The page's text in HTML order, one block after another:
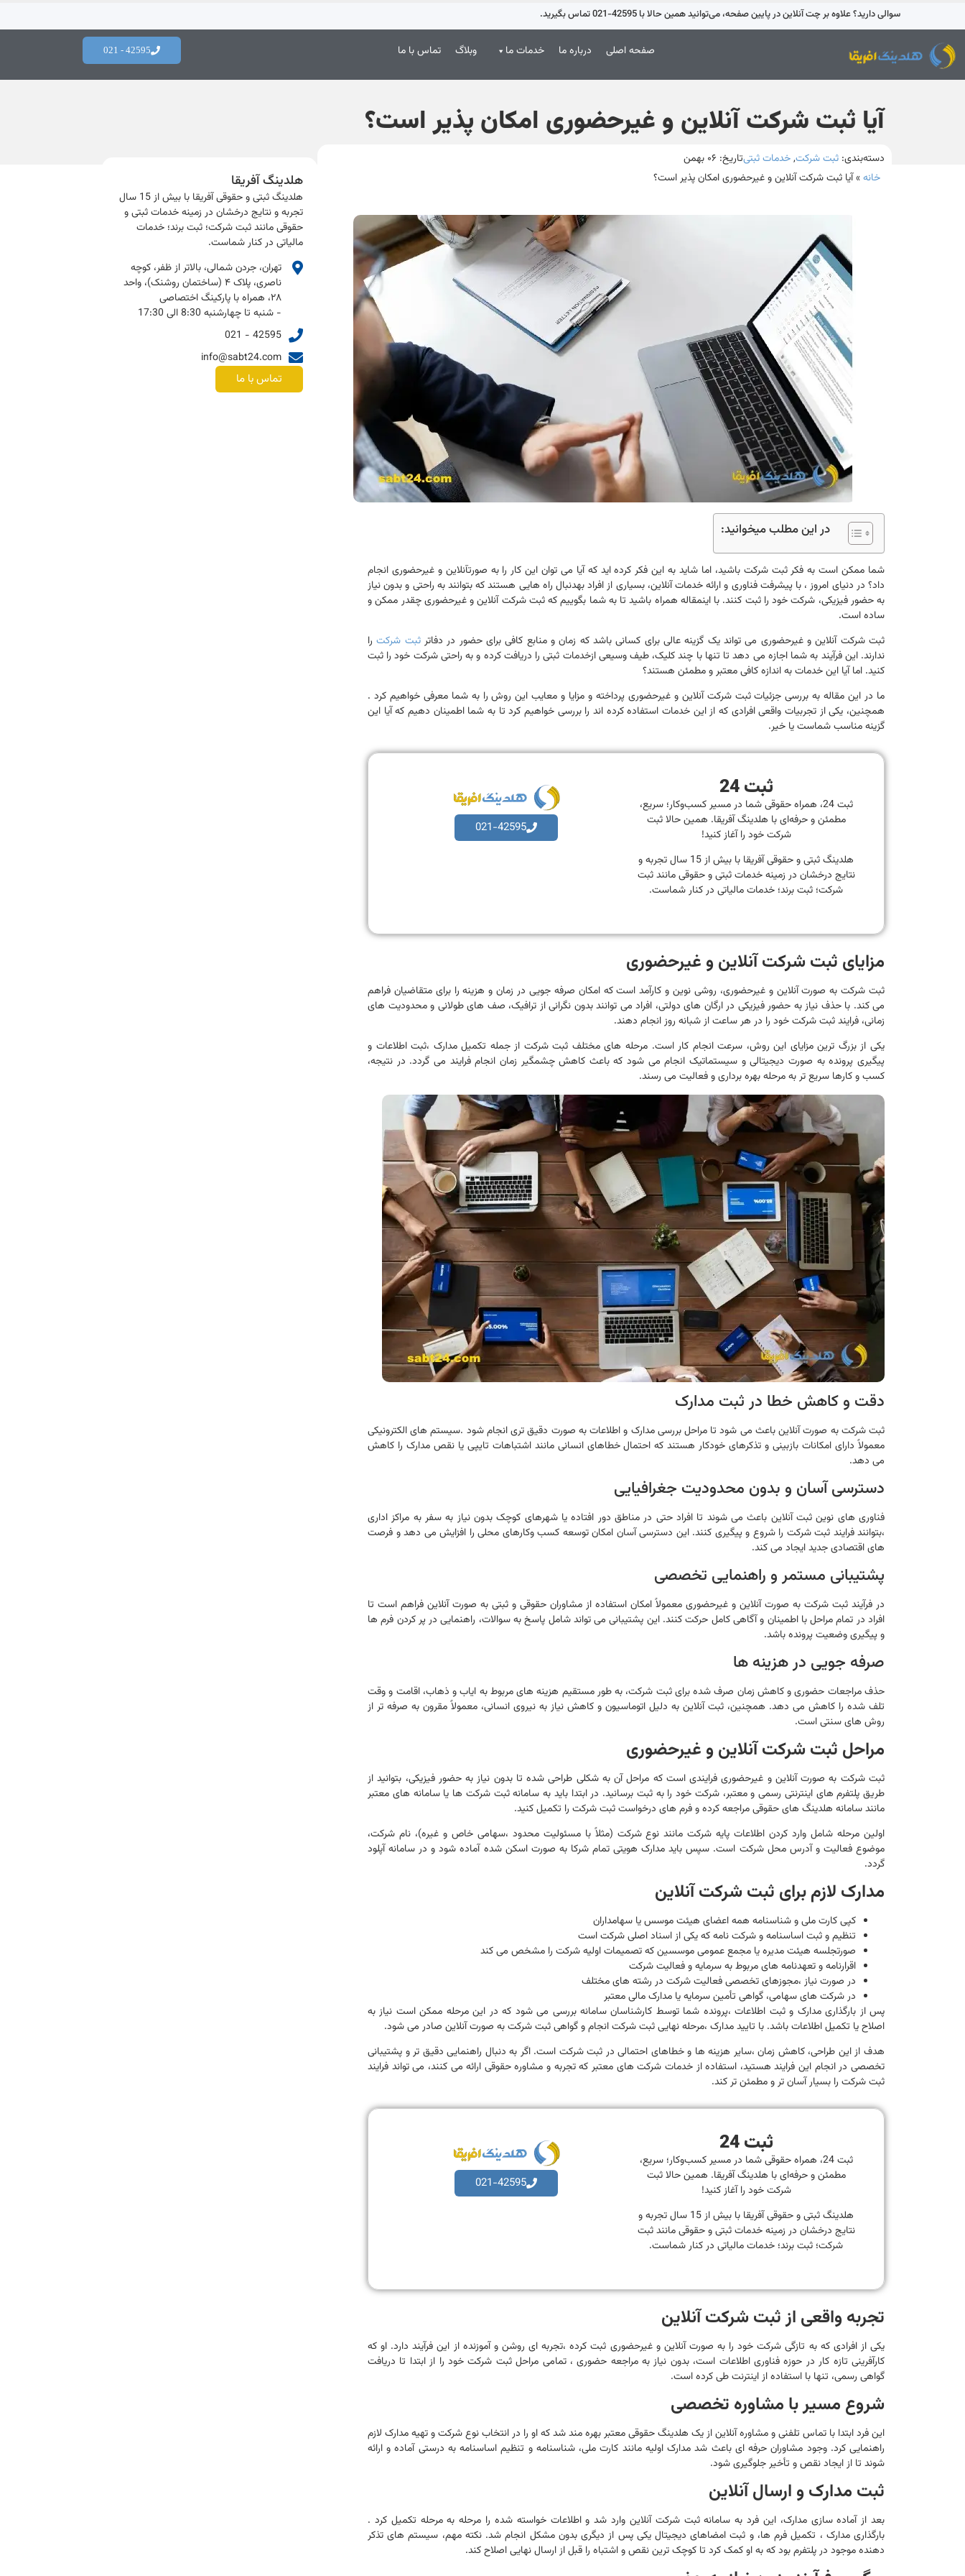
سوالی دارید؟ علاوه بر چت آنلاین در پایین صفحه، می‌توانید همین حالا با 42595-021 تماس بگیرید.
صفحه اصلی درباره ما خدمات ما وبلاگ تماس با ما 42595 - 021
آیا ثبت شرکت آنلاین و غیرحضوری امکان پذیر است؟
دسته‌بندی: ثبت شرکت,خدمات ثبتیتاریخ:
خانه»آیا ثبت شرکت آنلاین و غیرحضوری امکان پذیر است؟
در این مطلب میخوانید:
شما ممکن است به فکر ثبت شرکت باشید، اما شاید به این فکر کرده اید که آیا می توان این کار را به صورتآنلاین و غیرحضوری انجام
داد؟ در دنیای امروز ، با پیشرفت فناوری و ارائه خدمات آنلاین، بسیاری از افراد بهدنبال راه هایی هستند که بتوانند به راحتی و بدون نیاز
به حضور فیزیکی، شرکت خود را ثبت کنند. با اینمقاله همراه باشید تا به شما بگوییم که ثبت شرکت آنلاین و غیرحضوری چقدر ممکن و
ساده است.
ثبت شرکت آنلاین و غیرحضوری می تواند یک گزینه عالی برای کسانی باشد که زمان و منابع کافی برای حضور در دفاترثبت شرکترا
ندارند. این فرآیند به شما اجازه می دهد تا تنها با چند کلیک، طیف وسیعی ازخدمات ثبتی را دریافت کرده و به راحتی شرکت خود را ثبت
کنید. اما آیا این خدمات به اندازه کافی معتبر و مطمئن هستند؟
ما در این مقاله به بررسی جزئیات ثبت شرکت آنلاین و غیرحضوری پرداخته و مزایا و معایب این روش را به شما معرفی خواهیم کرد .
همچنین، یکی از تجربیات واقعی افرادی که از این خدمات استفاده کرده اند را بررسی خواهیم کرد تا به شما اطمینان دهیم که آیا این
گزینه مناسب شماست یا خیر.
ثبت 24
ثبت 24، همراه حقوقی شما در مسیر کسب‌وکار؛ سریع،
مطمئن و حرفه‌ای با هلدینگ آفریقا. همین حالا ثبت
شرکت خود را آغاز کنید!
هلدینگ ثبتی و حقوقی آفریقا با بیش از 15 سال تجربه و
نتایج درخشان در زمینه خدمات ثبتی و حقوقی مانند ثبت
شرکت؛ ثبت برند؛ خدمات مالیاتی در کنار شماست.
021-42595
مزایای ثبت شرکت آنلاین و غیرحضوری
ثبت شرکت به صورت آنلاین و غیرحضوری، روشی نوین و کارآمد است که امکان صرفه جویی در زمان و هزینه را برای متقاضیان فراهم
می کند. با حذف نیاز به حضور فیزیکی در ارگان های دولتی، افراد می توانند بدون نگرانی از ترافیک، صف های طولانی و محدودیت های
زمانی، فرایند ثبت شرکت خود را در هر ساعت از شبانه روز انجام دهند.
یکی از بزرگ ترین مزایای این روش، سرعت انجام کار است. مرحله های مختلف ثبت شرکت از جمله تکمیل مدارک ،ثبت اطلاعات و
پیگیری پرونده به صورت دیجیتالی و سیستماتیک انجام می شود که باعث کاهش چشمگیر زمان انجام فرایند می گردد. در نتیجه،
کسب و کارها سریع تر به مرحله بهره برداری و فعالیت می رسند.
دقت و کاهش خطا در ثبت مدارک
ثبت شرکت به صورت آنلاین باعث می شود تا مراحل بررسی مدارک و اطلاعات به صورت دقیق تری انجام شود .سیستم های الکترونیکی
معمولاً دارای امکانات بازبینی و تذکرهای خودکار هستند که احتمال خطاهای انسانی مانند اشتباهات تایپی یا نقص مدارک را کاهش
می دهد.
دسترسی آسان و بدون محدودیت جغرافیایی
فناوری های نوین ثبت آنلاین باعث می شوند تا افراد حتی در مناطق دور افتاده یا شهرهای کوچک بدون نیاز به سفر به مراکز اداری
،بتوانند فرایند ثبت شرکت را شروع و پیگیری کنند. این دسترسی آسان امکان توسعه کسب وکارهای محلی را افزایش می دهد و فرصت
های اقتصادی جدید ایجاد می کند.
پشتیبانی مستمر و راهنمایی تخصصی
در فرآیند ثبت شرکت به صورت آنلاین و غیرحضوری معمولاً امکان استفاده از مشاوران حقوقی و ثبتی به صورت آنلاین فراهم است تا
افراد در تمام مراحل با اطمینان و آگاهی کامل حرکت کنند. این پشتیبانی می تواند شامل پاسخ به سوالات، راهنمایی در پر کردن فرم ها
و پیگیری وضعیت پرونده باشد.
صرفه جویی در هزینه ها
حذف مراجعات حضوری و کاهش زمان صرف شده برای ثبت شرکت، به طور مستقیم هزینه های مربوط به ایاب و ذهاب، اقامت و وقت
تلف شده را کاهش می دهد. همچنین، ثبت آنلاین به دلیل اتوماسیون و کاهش نیاز به نیروی انسانی، معمولاً مقرون به صرفه تر از
روش های سنتی است.
مراحل ثبت شرکت آنلاین و غیرحضوری
ثبت شرکت به صورت آنلاین و غیرحضوری فرایندی است که مراحل آن به شکلی طراحی شده تا بدون نیاز به حضور فیزیکی، بتوانید از
طریق پلتفرم های اینترنتی رسمی و معتبر، شرکت خود را به ثبت برسانید. در ابتدا باید به سامانه ثبت شرکت ها یا سامانه های معتبر
مانند سامانه هلدینگ های حقوقی مراجعه کرده و فرم های درخواست ثبت شرکت را تکمیل کنید.
اولین مرحله شامل وارد کردن اطلاعات پایه شرکت مانند نوع شرکت (مثلاً با مسئولیت محدود ،سهامی خاص و غیره)، نام شرکت،
موضوع فعالیت و آدرس محل شرکت است. سپس باید مدارک هویتی تمام شرکا به صورت اسکن شده آماده شود و در سامانه آپلود
گردد.
مدارک لازم برای ثبت شرکت آنلاین
کپی کارت ملی و شناسنامه همه اعضای هیئت موسس یا سهامداران
تنظیم و ثبت اساسنامه و شرکت نامه که یکی از اسناد اصلی شرکت است
صورتجلسه هیئت مدیره یا مجمع عمومی موسسین که تصمیمات اولیه شرکت را مشخص می کند
اقرارنامه و تعهدنامه های مربوط به سرمایه و فعالیت شرکت
در صورت نیاز ،مجوزهای تخصصی فعالیت شرکت در رشته های مختلف
در شرکت های سهامی، گواهی تأمین سرمایه یا مدارک مالی معتبر
پس از بارگذاری مدارک و ثبت اطلاعات ،پرونده شما توسط کارشناسان سامانه بررسی می شود که در این مرحله ممکن است نیاز به
اصلاح یا تکمیل اطلاعات باشد. با تایید مدارک ،مرحله نهایی ثبت شرکت انجام و گواهی ثبت شرکت به صورت آنلاین صادر می شود.
هدف از این طراحی، کاهش زمان ،سایر هزینه ها و خطاهای احتمالی در ثبت شرکت است. اگر به دنبال راهنمایی دقیق تر و پشتیبانی
تخصصی در انجام این فرایند هستید، استفاده از خدمات شرکت های معتبر که تجربه و مشاوره حقوقی ارائه می کنند، می تواند فرایند
ثبت شرکت را بسیار آسان تر و مطمئن تر کند.
ثبت 24
ثبت 24، همراه حقوقی شما در مسیر کسب‌وکار؛ سریع،
مطمئن و حرفه‌ای با هلدینگ آفریقا. همین حالا ثبت
شرکت خود را آغاز کنید!
هلدینگ ثبتی و حقوقی آفریقا با بیش از 15 سال تجربه و
نتایج درخشان در زمینه خدمات ثبتی و حقوقی مانند ثبت
شرکت؛ ثبت برند؛ خدمات مالیاتی در کنار شماست.
021-42595
تجربه واقعی از ثبت شرکت آنلاین
یکی از افرادی که به تازگی شرکت خود را به صورت آنلاین و غیرحضوری ثبت کرده ،تجربه ای روشن و آموزنده از این فرآیند دارد. او که
کارآفرینی تازه کار در حوزه فناوری اطلاعات است، بدون نیاز به مراجعه حضوری ، تمامی مراحل ثبت شرکت خود را از ابتدا تا دریافت
گواهی رسمی، تنها با استفاده از اینترنت طی کرده است.
شروع مسیر با مشاوره تخصصی
این فرد ابتدا با تماس تلفنی و مشاوره آنلاین از یک هلدینگ حقوقی معتبر بهره مند شد که او را در انتخاب نوع شرکت و تهیه مدارک لازم
راهنمایی کرد. وجود مشاوران حرفه ای باعث شد مدارک اولیه مانند کارت ملی، شناسنامه و تنظیم اساسنامه به درستی آماده و ارائه
شوند تا از ایجاد نقص و تأخیر جلوگیری شود.
ثبت مدارک و ارسال آنلاین
بعد از آماده سازی مدارک، این فرد به سامانه ثبت شرکت آنلاین وارد شد و اطلاعات خواسته شده را مرحله به مرحله تکمیل کرد .
بارگذاری مدارک ، تکمیل فرم ها، و ثبت امضاهای دیجیتال یکی پس از دیگری بدون مشکل انجام شد. نکته مهم، سیستم های تذکر
دهنده موجود در پلتفرم بود که به او کمک کرد تا کوچک ترین نقص و اشتباه را قبل از ارسال نهایی اصلاح کند.
هلدینگ آفریقا
هلدینگ ثبتی و حقوقی آفریقا با بیش از 15 سال
تجربه و نتایج درخشان در زمینه خدمات ثبتی و
حقوقی مانند ثبت شرکت؛ ثبت برند؛ خدمات
مالیاتی در کنار شماست.​
تهران، جردن شمالی، بالاتر از ظفر، کوچه
ناصری، پلاک ۴ (ساختمان روشنک)، واحد
۲۸، همراه با پارکینگ اختصاصی
- شنبه تا چهارشنبه 8:30 الی 17:30
42595 - 021
info@sabt24.com
تماس با ما